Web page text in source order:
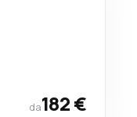
da182 €